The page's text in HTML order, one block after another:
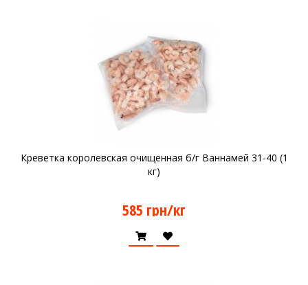
Креветка королевская очищенная б/г Ваннамей 31-40 (1
кг)
585 грн/кг